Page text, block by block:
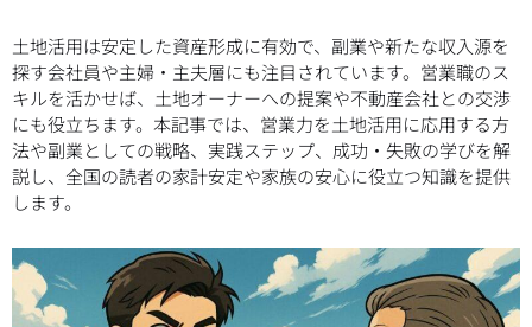
土地活用は安定した資産形成に有効で、副業や新たな収入源を
探す会社員や主婦・主夫層にも注目されています。営業職のス
キルを活かせば、土地オーナーへの提案や不動産会社との交渉
にも役立ちます。本記事では、営業力を土地活用に応用する方
法や副業としての戦略、実践ステップ、成功・失敗の学びを解
説し、全国の読者の家計安定や家族の安心に役立つ知識を提供
します。